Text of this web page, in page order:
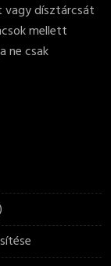
vagy dísztárcsát
mellett
ne csak